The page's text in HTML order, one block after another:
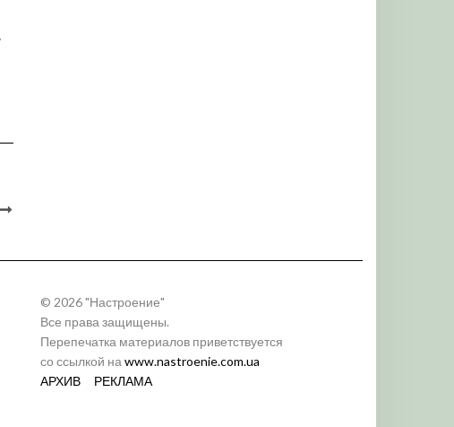
© 2026 "Настроение"
Все права защищены.
Перепечатка материалов приветствуется
со ссылкой на www.nastroenie.com.ua
АРХИВ
РЕКЛАМА